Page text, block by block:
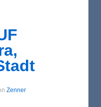
Zenner